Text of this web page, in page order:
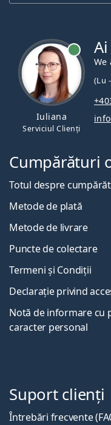
Iuliana
Serviciul Clienți
We
(Lu
Cumpărături
Totul despre
Metode de plată
Metode de livrare
Puncte de colectare
Termeni și Condiții
Declarație privind
Notă de informare cu
caracter personal
Suport clienți
Întrebări frecvente